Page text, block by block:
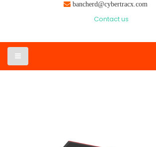
bancherd@cybertracx.com
Contact us